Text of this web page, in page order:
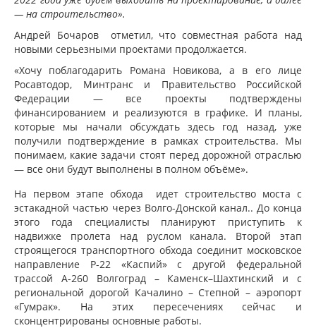
— на строительство».
Андрей Бочаров отметил, что совместная работа над
новыми серьезными проектами продолжается.
«Хочу поблагодарить Романа Новикова, а в его лице
Росавтодор, Минтранс и Правительство Российской
Федерации — все проекты подтверждены
финансированием и реализуются в графике. И планы,
которые мы начали обсуждать здесь год назад, уже
получили подтверждение в рамках строительства. Мы
понимаем, какие задачи стоят перед дорожной отраслью
— все они будут выполнены в полном объёме».
На первом этапе обхода идет строительство моста с
эстакадной частью через Волго-Донской канал.. До конца
этого года специалисты планируют приступить к
надвижке пролета над руслом канала. Второй этап
строящегося транспортного обхода соединит московское
направление Р-22 «Каспий» с другой федеральной
трассой А-260 Волгоград – Каменск–Шахтинский и с
региональной дорогой Качалино – Степной – аэропорт
«Гумрак». На этих пересечениях сейчас и
сконцентрированы основные работы.